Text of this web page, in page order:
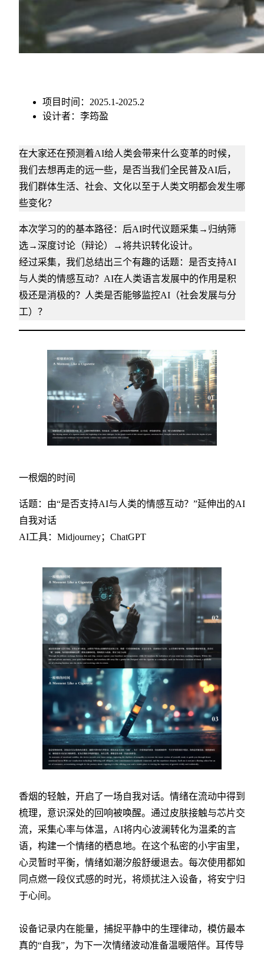
项目时间：2025.1-2025.2
设计者：李筠盈
在大家还在预测着AI给人类会带来什么变革的时候，
我们去想再走的远一些，是否当我们全民普及AI后，
我们群体生活、社会、文化以至于人类文明都会发生哪
些变化？
本次学习的的基本路径：后AI时代议题采集→归纳筛
选→深度讨论（辩论）→将共识转化设计。
经过采集，我们总结出三个有趣的话题：是否支持AI
与人类的情感互动？AI在人类语言发展中的作用是积
极还是消极的？人类是否能够监控AI（社会发展与分
工）？
一根烟的时间
话题：由“是否支持AI与人类的情感互动？”延伸出的AI
自我对话
AI工具：Midjourney；ChatGPT
香烟的轻触，开启了一场自我对话。情绪在流动中得到
梳理，意识深处的回响被唤醒。通过皮肤接触与芯片交
流，采集心率与体温，AI将内心波澜转化为温柔的言
语，构建一个情绪的栖息地。在这个私密的小宇宙里，
心灵暂时平衡，情绪如潮汐般舒缓退去。每次使用都如
同点燃一段仪式感的时光，将烦扰注入设备，将安宁归
于心间。
设备记录内在能量，捕捉平静中的生理律动，模仿最本
真的“自我”，为下一次情绪波动准备温暖陪伴。耳传导